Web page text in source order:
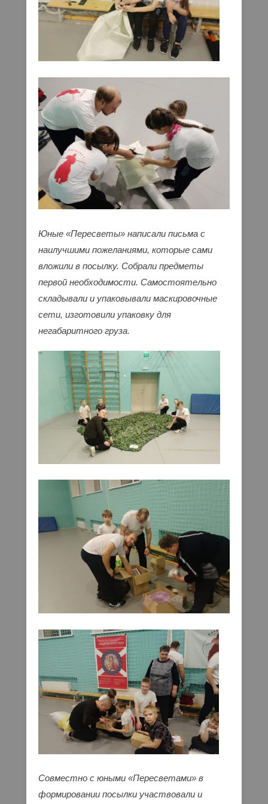
Юные «Пересветы» написали письма с
наилучшими пожеланиями, которые сами
вложили в посылку. Собрали предметы
первой необходимости. Самостоятельно
складывали и упаковывали маскировочные
сети, изготовили упаковку для
негабаритного груза.
Совместно с юными «Пересветами» в
формировании посылки участвовали и